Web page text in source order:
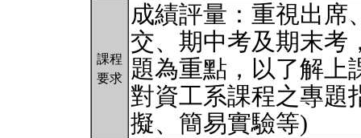
課程
要求
成績評量：重視出席
交、期中考及期末考
題為重點，以了解上
對資工系課程之專題
擬、簡易實驗等)